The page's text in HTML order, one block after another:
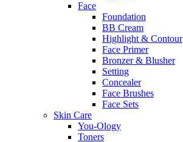
Face
Foundation
BB Cream
Highlight & Contour
Face Primer
Bronzer & Blusher
Setting
Concealer
Face Brushes
Face Sets
Skin Care
You-Ology
Toners